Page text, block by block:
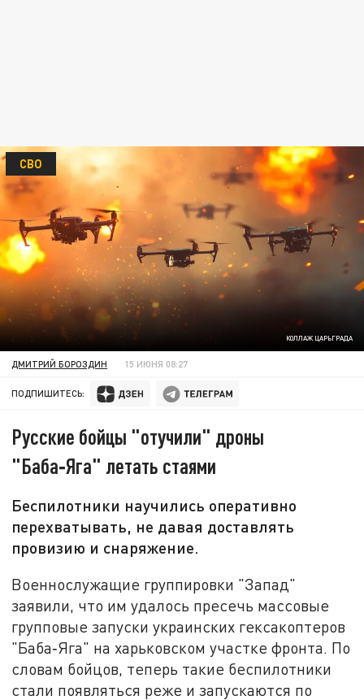
КОЛЛАЖ ЦАРЬГРАДА
СВО
ДМИТРИЙ БОРОЗДИН 15 ИЮНЯ 08:27
ПОДПИШИТЕСЬ:
Русские бойцы "отучили" дроны
"Баба‑Яга" летать стаями
Беспилотники научились оперативно
перехватывать, не давая доставлять
провизию и снаряжение.
Военнослужащие группировки "Запад"
заявили, что им удалось пресечь массовые
групповые запуски украинских гексакоптеров
"Баба‑Яга" на харьковском участке фронта. По
словам бойцов, теперь такие беспилотники
стали появляться реже и запускаются по